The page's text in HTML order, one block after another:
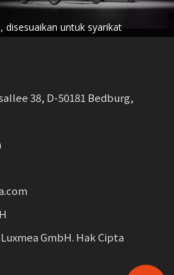
disesuaikan untuk syarikat
dan armada sewa.
meningkatkan
38, D-50181 Bedburg,
GmbH. Hak Cipta